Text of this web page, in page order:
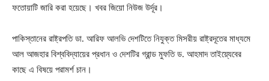
ফতোয়াটি জারি করা হয়েছে। খবর জিয়ো নিউজ উর্দূর।
পাকিস্তানের রাষ্ট্রপতি ডা. আরিফ আলভি দেশটিতে নিযুক্ত মিসরীয় রাষ্ট্রদূতের মাধ্যমে
আল আজহার বিশ্ববিদ্যায়ের প্রধান ও দেশটির গ্রান্ড মুফতি ড. আহমাদ তাইয়্যেবের
কাছে এ বিষয়ে পরামর্শ চান।